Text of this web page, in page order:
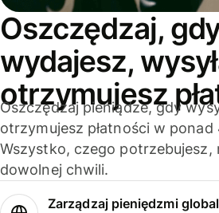
Oszczędzaj,
wydajesz,
otrzymujesz
Oszczędzaj pieniądze, gdy
otrzymujesz płatności w
Wszystko, czego potrzebujesz,
dowolnej chwili.
Zarządzaj pieniędzmi